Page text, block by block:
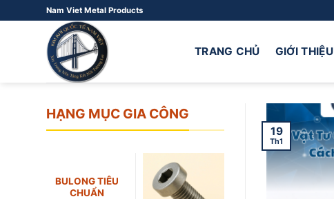
qua
Nam Viet Metal Products
TRANG CHỦ GIỚI THIỆU
HẠNG MỤC GIA CÔNG
BULONG TIÊU
CHUẨN
19
Th1